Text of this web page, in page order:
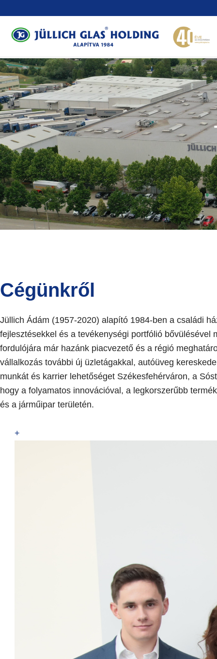
Cégünkről
Jüllich Ádám (1957-2020) alapító 1984-ben a családi
fejlesztésekkel és a tevékenységi portfólió
fordulójára már hazánk piacvezető és a régió
vállalkozás további új üzletágakkal, autóüveg
munkát és karrier lehetőséget Székesfehérváron, a
hogy a folyamatos innovációval, a legkorszerűbb
és a járműipar területén.
+